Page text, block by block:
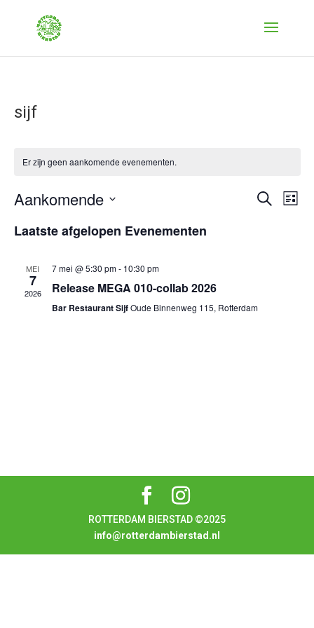
sijf
Er zijn geen aankomende evenementen.
Zoeken
Lijst
Aankomende
een
Laatste afgelopen Evenementen
MEI
7
2026
7 mei @ 5:30 pm- 10:30 pm
Release MEGA 010-collab 2026
Bar Restaurant SijfOude Binnenweg 115, Rotterdam
ROTTERDAM BIERSTAD ©2025
info@rotterdambierstad.nl